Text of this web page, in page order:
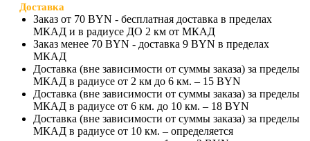
Доставка
Заказ от 70 BYN - бесплатная доставка в пределах
МКАД и в радиусе ДО 2 км от МКАД
Заказ менее 70 BYN - доставка 9 BYN в пределах
МКАД
Доставка (вне зависимости от суммы заказа) за пределы
МКАД в радиусе от 2 км до 6 км. – 15 BYN
Доставка (вне зависимости от суммы заказа) за пределы
МКАД в радиусе от 6 км. до 10 км. – 18 BYN
Доставка (вне зависимости от суммы заказа) за пределы
МКАД в радиусе от 10 км. – определяется